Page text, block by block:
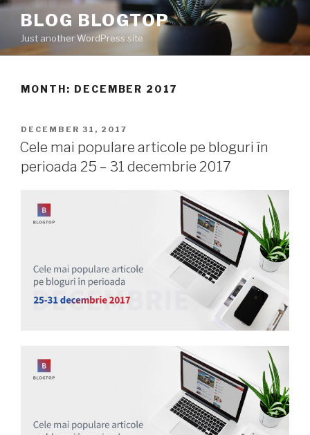
Skip
content
BLOG BLOGTOP
Just another WordPress site
MONTH: DECEMBER 2017
POSTED
ON
DECEMBER 31, 2017
Cele mai populare articole pe bloguri în
perioada 25 – 31 decembrie 2017